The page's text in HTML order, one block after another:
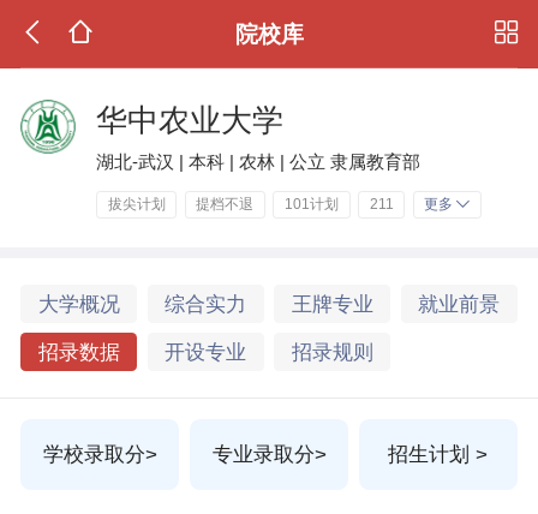
院校库
华中农业大学
湖北-武汉 | 本科 | 农林 | 公立 隶属教育部
拔尖计划 提档不退 101计划 211 更多
大学概况 综合实力 王牌专业 就业前景
招录数据 开设专业 招录规则
学校录取分> 专业录取分> 招生计划 >